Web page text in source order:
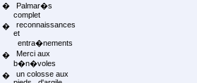
�
Palmar�s
complet
�
reconnaissances
et
entra�nements
�
Merci aux
b�n�voles
�
un colosse aux